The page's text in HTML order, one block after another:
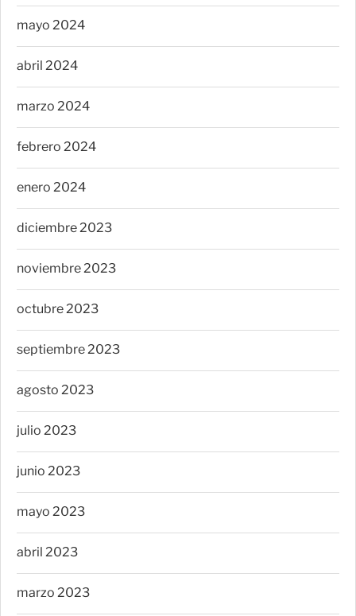
mayo 2024
abril 2024
marzo 2024
febrero 2024
enero 2024
diciembre 2023
noviembre 2023
octubre 2023
septiembre 2023
agosto 2023
julio 2023
junio 2023
mayo 2023
abril 2023
marzo 2023